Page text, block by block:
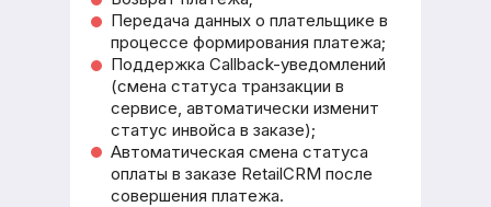
Передача данных о плательщике в
процессе формирования платежа;
Поддержка Сallback-уведомлений
(смена статуса транзакции в
сервисе, автоматически изменит
статус инвойса в заказе);
Автоматическая смена статуса
оплаты в заказе RetailCRM после
совершения платежа.